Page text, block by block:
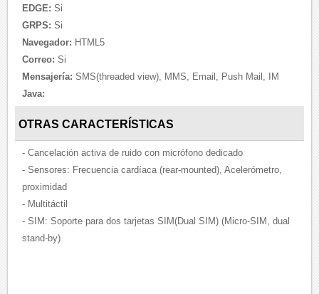
EDGE: Si
GRPS: Si
Navegador: HTML5
Correo: Si
Mensajería: SMS(threaded view), MMS, Email, Push Mail, IM
Java:
OTRAS CARACTERÍSTICAS
- Cancelación activa de ruido con micrófono dedicado
- Sensores: Frecuencia cardíaca (rear-mounted), Acelerómetro,
proximidad
- Multitáctil
- SIM: Soporte para dos tarjetas SIM(Dual SIM) (Micro-SIM, dual
stand-by)